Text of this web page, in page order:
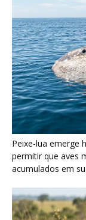
Peixe-lua emerge
permitir que aves
acumulados em